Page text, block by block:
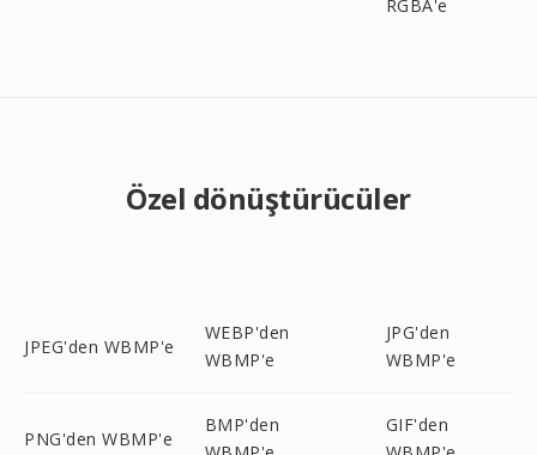
RGBA'e
Özel dönüştürücüler
JPEG'den WBMP'e
WEBP'den
WBMP'e
JPG'den
WBMP'e
PNG'den WBMP'e
BMP'den
GIF'den